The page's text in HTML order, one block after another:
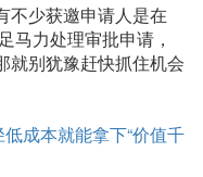
不少获邀申请人是在
马力处理审批申请，
就别犹豫赶快抓住机会